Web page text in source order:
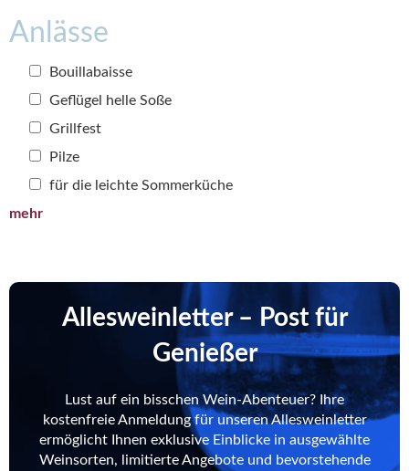
Anlässe
Bouillabaisse
Geflügel helle Soße
Grillfest
Pilze
für die leichte Sommerküche
mehr
Allesweinletter – Post für
Genießer
Lust auf ein bisschen Wein-Abenteuer? Ihre
kostenfreie Anmeldung für unseren Allesweinletter
ermöglicht Ihnen exklusive Einblicke in ausgewählte
Weinsorten, limitierte Angebote und bevorstehende